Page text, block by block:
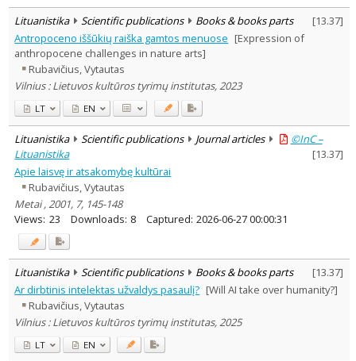
Lituanistika Scientific publications Books & books parts [13.37]
Antropoceno iššūkių raiška gamtos menuose [Expression of
anthropocene challenges in nature arts]
Rubavičius, Vytautas
Vilnius : Lietuvos kultūros tyrimų institutas, 2023
LT EN
Lituanistika Scientific publications Journal articles
©InC –
Lituanistika
[13.37]
Apie laisvę ir atsakomybę kultūrai
Rubavičius, Vytautas
Metai , 2001, 7, 145-148
Views: 23 Downloads: 8 Captured: 2026-06-27 00:00:31
Lituanistika Scientific publications Books & books parts [13.37]
Ar dirbtinis intelektas užvaldys pasaulį? [Will AI take over humanity?]
Rubavičius, Vytautas
Vilnius : Lietuvos kultūros tyrimų institutas, 2025
LT EN